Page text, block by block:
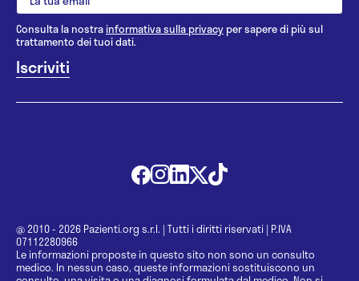
Consulta la nostrainformativa sulla privacy per sapere di più sul
trattamento dei tuoi dati.
@ 2010 - 2026 Pazienti.org s.r.l. | Tutti i diritti riservati | P.IVA
07112280966
Le informazioni proposte in questo sito non sono un consulto
medico. In nessun caso, queste informazioni sostituiscono un